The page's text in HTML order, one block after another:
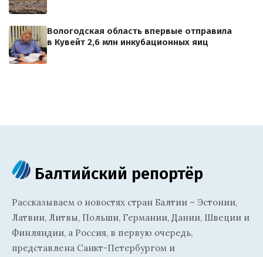
Вологодская область впервые отправила
в Кувейт 2,6 млн инкубационных яиц
Балтийский репортёр
Рассказываем о новостях стран Балтии – Эстонии,
Латвии, Литвы, Польши, Германии, Дании, Швеции и
Финляндии, а Россия, в первую очередь,
представлена Санкт-Петербургом и